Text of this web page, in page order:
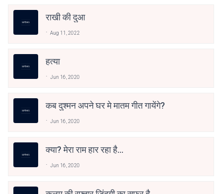
राखी की दुआ
Aug 11, 2022
हत्या
Jun 16, 2020
कब दुश्मन अपने घर मे मातम गीत गायेंगे?
Jun 16, 2020
क्या? मेरा राम हार रहा है...
Jun 16, 2020